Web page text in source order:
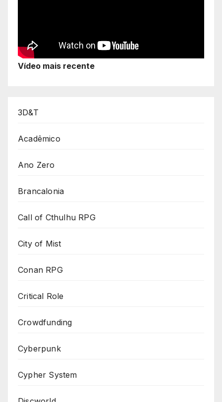
Vídeo mais recente
3D&T
Acadêmico
Ano Zero
Brancalonia
Call of Cthulhu RPG
City of Mist
Conan RPG
Critical Role
Crowdfunding
Cyberpunk
Cypher System